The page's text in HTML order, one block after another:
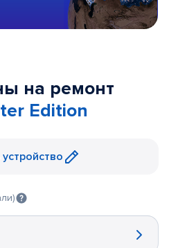
на ремонт
Edition